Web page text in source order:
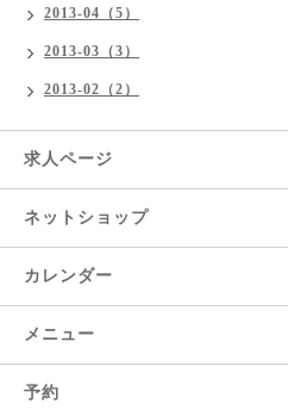
2013-04（5）
2013-03（3）
2013-02（2）
求人ページ
ネットショップ
カレンダー
メニュー
予約